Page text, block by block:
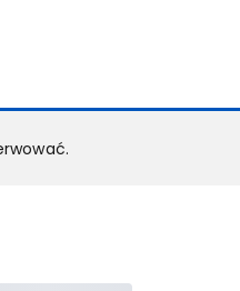
dla każdego kolejnego pokoju